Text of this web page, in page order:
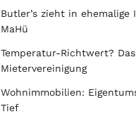
Butler’s zieht in
MaHü
Temperatur-Richtwert?
Mietervereinigung
Wohnimmobilien:
Tief